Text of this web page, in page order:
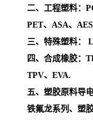
二、工程塑料：
PET、ASA、
三、特殊塑料：
四、合成橡胶：
TPV、EVA.
五、塑胶原料导
铁氟龙系列、塑